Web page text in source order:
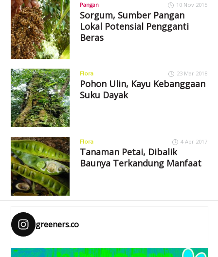
Pangan 10 Nov 2015
Sorgum, Sumber Pangan
Lokal Potensial Pengganti
Beras
Flora 23 Mar 2018
Pohon Ulin, Kayu Kebanggaan
Suku Dayak
Flora 4 Apr 2017
Tanaman Petai, Dibalik
Baunya Terkandung Manfaat
greeners.co